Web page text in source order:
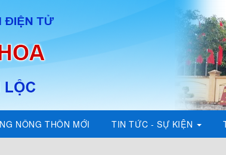
NÔNG THÔN MỚI TIN TỨC - SỰ KIỆN